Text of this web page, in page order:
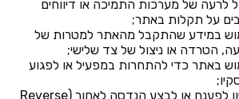
לרעה של מערכות התמיכה או דיווחים
על תקלות באתר;
במידע שהתקבל מהאתר למטרות של
הטרדה או ניצול של צד שלישי;
באתר כדי להתחרות במפעיל או לפגוע
ניסיון לפענח או לבצע הנדסה לאחור (Reverse